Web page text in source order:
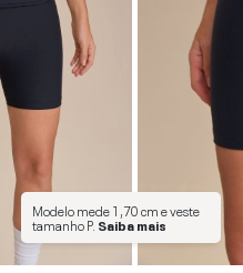
Modelo mede1,70 cme veste
tamanhoP. Saiba mais